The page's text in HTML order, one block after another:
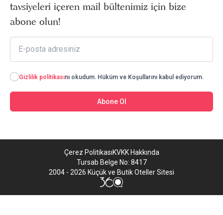
tavsiyeleri içeren mail bültenimiz için bize
abone olun!
Gizlilik politikasını okudum. Hüküm ve Koşullarını kabul ediyorum.
Abone Ol
2004 - 2026 Küçük ve Butik Oteller Sitesi
Tursab Belge No: 8417
Çerez PolitikasıKVKK Hakkında